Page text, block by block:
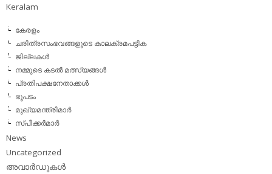
Keralam
കേരളം
ചരിത്രസംഭവങ്ങളുടെ കാലക്രമപട്ടിക
ജില്ലകള്‍
നമ്മുടെ കടല്‍ മത്സ്യങ്ങള്‍
പ്രതിപക്ഷനേതാക്കള്‍
ഭൂപടം
മുഖ്യമന്ത്രിമാര്‍
സ്പീക്കര്‍മാര്‍
News
Uncategorized
അവാര്‍ഡുകള്‍